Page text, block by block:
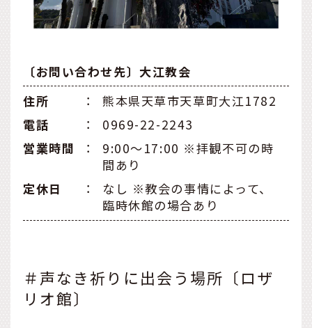
〔お問い合わせ先〕大江教会
住所
：
熊本県天草市天草町大江1782
電話
：
0969-22-2243
営業時間
：
9:00〜17:00 ※拝観不可の時
間あり
定休日
：
なし ※教会の事情によって、
臨時休館の場合あり
＃声なき祈りに出会う場所〔ロザ
リオ館〕